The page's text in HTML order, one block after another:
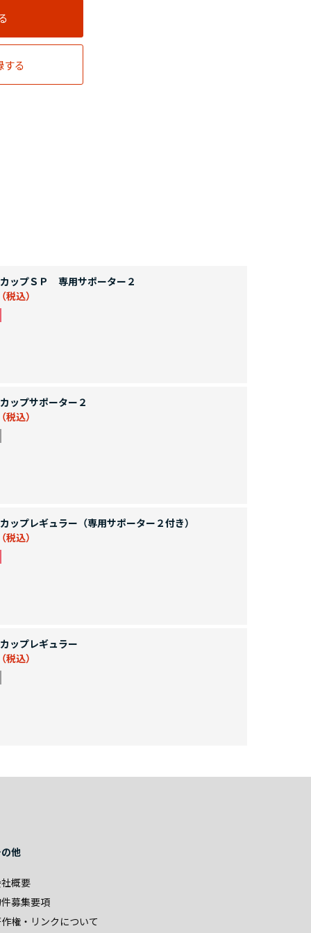
する
ップＳＰ 専用サポーター２
ップサポーター２
ップレギュラー（専用サポーター２付き）
ップレギュラー
他
概要
募集要項
権・リンクについて